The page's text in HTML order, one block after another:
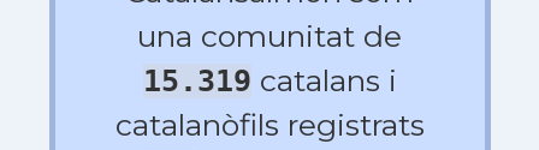
una comunitat de
15.319 catalans i
catalanòfils registrats